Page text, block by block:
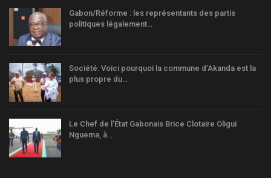
Gabon/Réforme : les représentants des partis
politiques légalement…
Société: Voici pourquoi la commune d’Akanda est la
plus propre du…
Le Chef de l’État Gabonais Brice Clotaire Oligui
Nguema, à…